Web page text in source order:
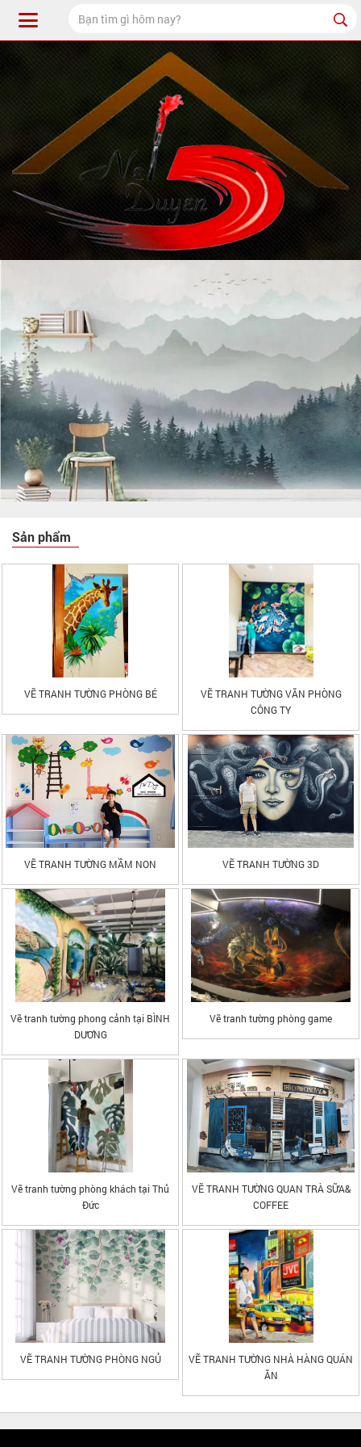
Sản phẩm
VẼ TRANH TƯỜNG PHÒNG BÉ
VẼ TRANH TƯỜNG VĂN PHÒNG
CÔNG TY
VẼ TRANH TƯỜNG MẦM NON VẼ TRANH TƯỜNG 3D
Vẽ tranh tường phong cảnh tại BÌNH
DƯƠNG
Vẽ tranh tường phòng game
Vẽ tranh tường phòng khách tại Thủ
Đức
VẼ TRANH TƯỜNG QUAN TRÀ SỮA&
COFFEE
VẼ TRANH TƯỜNG PHÒNG NGỦ
VẼ TRANH TƯỜNG NHÀ HÀNG QUÁN
ĂN